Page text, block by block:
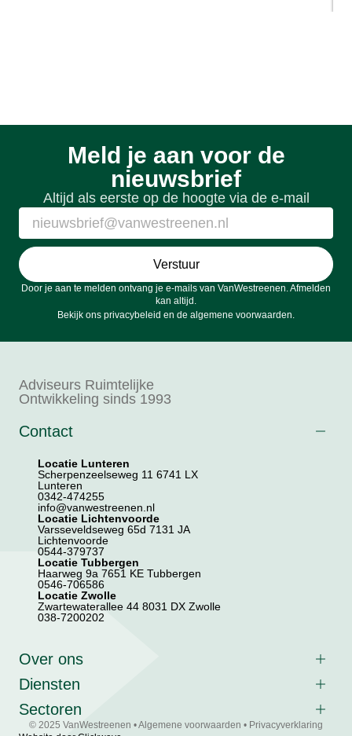
Meld je aan voor de
nieuwsbrief
Altijd als eerste op de hoogte via de e-mail
Verstuur
Door je aan te melden ontvang je e-mails van VanWestreenen. Afmelden
kan altijd.
Bekijk ons privacybeleid en de algemene voorwaarden.
Adviseurs Ruimtelijke
Ontwikkeling sinds 1993
Contact
Locatie Lunteren
Scherpenzeelseweg 11 6741 LX
Lunteren
0342-474255
info@vanwestreenen.nl
Locatie Lichtenvoorde
Varsseveldseweg 65d 7131 JA
Lichtenvoorde
0544-379737
Locatie Tubbergen
Haarweg 9a 7651 KE Tubbergen
0546-706586
Locatie Zwolle
Zwartewaterallee 44 8031 DX Zwolle
038-7200202
Over ons
Diensten
Sectoren
© 2025 VanWestreenen •Algemene voorwaarden • Privacyverklaring